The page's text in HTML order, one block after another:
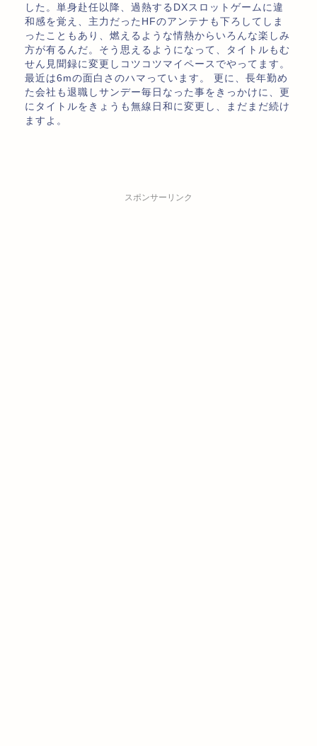
した。単身赴任以降、過熱するDXスロットゲームに違
和感を覚え、主力だったHFのアンテナも下ろしてしま
ったこともあり、燃えるような情熱からいろんな楽しみ
方が有るんだ。そう思えるようになって、タイトルもむ
せん見聞録に変更しコツコツマイペースでやってます。
最近は6mの面白さのハマっています。 更に、長年勤め
た会社も退職しサンデー毎日なった事をきっかけに、更
にタイトルをきょうも無線日和に変更し、まだまだ続け
ますよ。
スポンサーリンク